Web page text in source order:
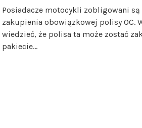
Posiadacze motocykli zobligowani są
zakupienia obowiązkowej polisy OC.
wiedzieć, że polisa ta może zostać
pakiecie…